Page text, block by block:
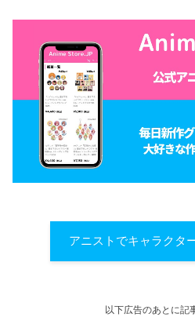
アニストでキャラクタ
以下広告のあとに記